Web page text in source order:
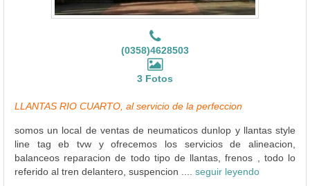
(0358)4628503
3 Fotos
LLANTAS RIO CUARTO, al servicio de la perfeccion
somos un local de ventas de neumaticos dunlop y llantas style
line tag eb tvw y ofrecemos los servicios de alineacion,
balanceos reparacion de todo tipo de llantas, frenos , todo lo
referido al tren delantero, suspencion .... seguir leyendo